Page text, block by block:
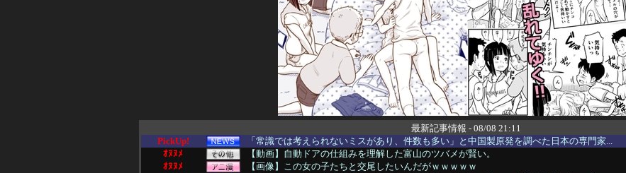
最新記事情報 - 08/08 21:11
PickUp!
「常識では考えられないミスがあり、件数も多い」と中国製原発を調べた日本の専門家...
ｵﾇﾇﾒ
【動画】自動ドアの仕組みを理解した富山のツバメが賢い。
ｵﾇﾇﾒ
【画像】この女の子たちと交尾したいんだがｗｗｗｗｗ